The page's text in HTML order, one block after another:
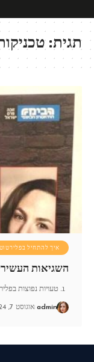
תגית:
איך להתחיל בפלירטוט
השגיאות
admin אוגוסט 7, 2024